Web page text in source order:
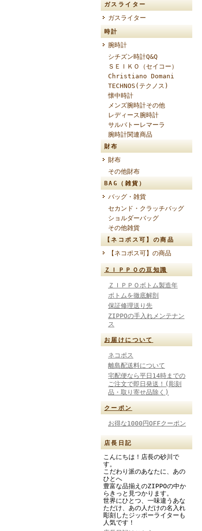
ガスライター
ガスライター
時計
腕時計
シチズン時計Q&Q
ＳＥＩＫＯ（セイコー）
Christiano Domani
TECHNOS(テクノス)
懐中時計
メンズ腕時計その他
レディース腕時計
サルバトーレマーラ
腕時計関連商品
財布
財布
その他財布
BAG（雑貨）
バッグ・雑貨
セカンド・クラッチバッグ
ショルダーバッグ
その他雑貨
【ネコポス可】の商品
【ネコポス可】の商品
ＺＩＰＰＯの豆知識
ＺＩＰＰＯボトム製造年
ボトムを徹底解剖
保証修理送り先
ZIPPOの手入れメンテナン
ス
お届けについて
ネコポス
離島配送料について
宅配便なら平日14時までの
ご注文で即日発送！(彫刻
品・取り寄せ品除く)
クーポン
お得な1000円OFFクーポン
店長日記
こんにちは！店長の砂川で
す。
こだわり派のあなたに、あの
ひとへ
豊富な品揃えのZIPPOの中か
らきっと見つかります。
世界にひとつ、一味違うあな
ただけ、あの人だけの名入れ
彫刻したジッポーライターも
人気です！